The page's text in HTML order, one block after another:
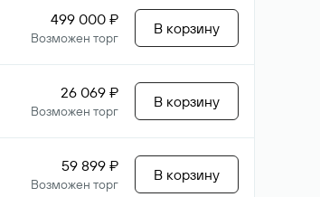
499 000 ₽
Возможен торг
В корзину
26 069 ₽
Возможен торг
В корзину
59 899 ₽
Возможен торг
В корзину